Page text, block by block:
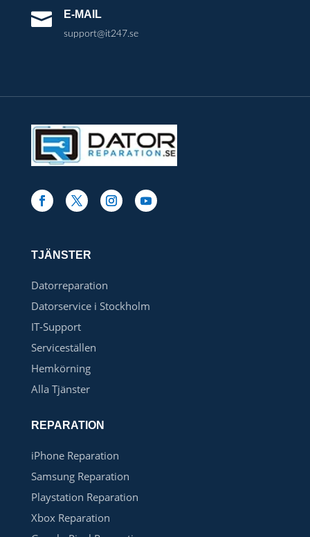
 E-MAIL
support@it247.se
TJÄNSTER
Datorreparation
Datorservice i Stockholm
IT-Support
Serviceställen
Hemkörning
Alla Tjänster
REPARATION
iPhone Reparation
Samsung Reparation
Playstation Reparation
Xbox Reparation